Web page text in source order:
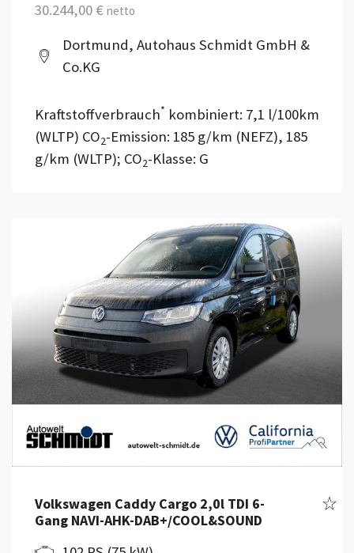
30.244,00 € netto
Dortmund, Autohaus Schmidt GmbH &
Co.KG
Kraftstoffverbrauch* kombiniert: 7,1 l/100km
(WLTP) CO2-Emission: 185 g/km (NEFZ), 185
g/km (WLTP); CO2-Klasse: G
Volkswagen Caddy Cargo 2,0l TDI 6-
Gang NAVI-AHK-DAB+/COOL&SOUND